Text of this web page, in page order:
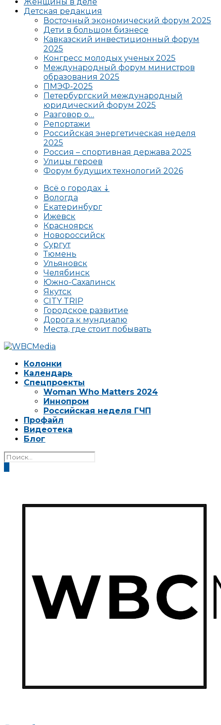
Детская редакция
Восточный экономический форум 2025
Дети в большом бизнесе
Кавказский инвестиционный форум
2025
Конгресс молодых ученых 2025
Международный форум министров
образования 2025
ПМЭФ-2025
Петербургский международный
юридический форум 2025
Разговор о…
Репортажи
Российская энергетическая неделя
2025
Россия – спортивная держава 2025
Улицы героев
Форум будущих технологий 2026
Всё о городах ⇣
Вологда
Екатеринбург
Ижевск
Красноярск
Новороссийск
Сургут
Тюмень
Ульяновск
Челябинск
Южно-Сахалинск
Якутск
CITY TRIP
Городское развитие
Дорога к мундиалю
Места, где стоит побывать
Колонки
Календарь
Спецпроекты
Woman Who Matters 2024
Иннопром
Российская неделя ГЧП
Профайл
Видеотека
Блог